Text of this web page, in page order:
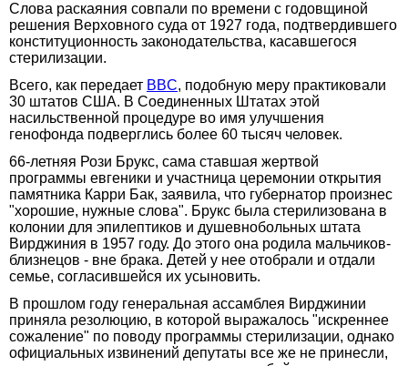
Слова раскаяния совпали по времени с годовщиной
решения Верховного суда от 1927 года, подтвердившего
конституционность законодательства, касавшегося
стерилизации.
Всего, как передает BBC, подобную меру практиковали
30 штатов США. В Соединенных Штатах этой
насильственной процедуре во имя улучшения
генофонда подверглись более 60 тысяч человек.
66-летняя Рози Брукс, сама ставшая жертвой
программы евгеники и участница церемонии открытия
памятника Карри Бак, заявила, что губернатор произнес
"хорошие, нужные слова". Брукс была стерилизована в
колонии для эпилептиков и душевнобольных штата
Вирджиния в 1957 году. До этого она родила мальчиков-
близнецов - вне брака. Детей у нее отобрали и отдали
семье, согласившейся их усыновить.
В прошлом году генеральная ассамблея Вирджинии
приняла резолюцию, в которой выражалось "искреннее
сожаление" по поводу программы стерилизации, однако
официальных извинений депутаты все же не принесли,